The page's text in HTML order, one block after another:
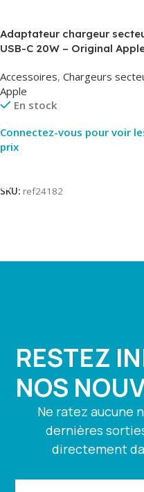
Adaptateur chargeur
USB-C 20W – Original
Accessoires, Chargeurs
Apple
En stock
Connectez-vous pour voir
prix
SKU: ref24182
RESTEZ
NOS
Ne ratez aucune
dernières
directement